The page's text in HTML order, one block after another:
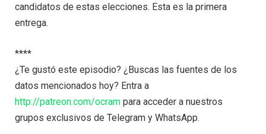
candidatos de estas elecciones. Esta es la primera
entrega.
****
¿Te gustó este episodio? ¿Buscas las fuentes de los
datos mencionados hoy? Entra a
http://patreon.com/ocram para acceder a nuestros
grupos exclusivos de Telegram y WhatsApp.